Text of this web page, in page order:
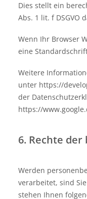
Dies stellt ein
Abs. 1 lit. f DSGVO
Wenn Ihr Browser
eine
Weitere
unter https://
der
https://
6. Rechte
Werden
verarbeitet, sind
stehen Ihnen